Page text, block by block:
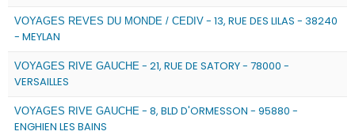
VOYAGES REVES DU MONDE / CEDIV - 13, RUE DES LILAS - 38240
- MEYLAN
VOYAGES RIVE GAUCHE - 21, RUE DE SATORY - 78000 -
VERSAILLES
VOYAGES RIVE GAUCHE - 8, BLD D'ORMESSON - 95880 -
ENGHIEN LES BAINS